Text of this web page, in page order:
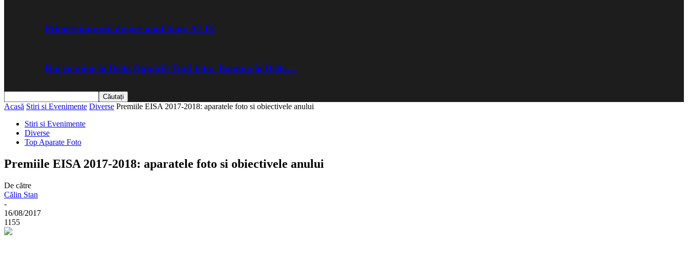
Primele impresii despre noul Sony A7 IV
Hai cu mine în Delta Dunării! Tură foto: Toamna în Delta…
Acasă Stiri si Evenimente Diverse Premiile EISA 2017-2018: aparatele foto si obiectivele anului
Stiri si Evenimente
Diverse
Top Aparate Foto
Premiile EISA 2017-2018: aparatele foto si obiectivele anului
De către
Călin Stan
-
16/08/2017
1155